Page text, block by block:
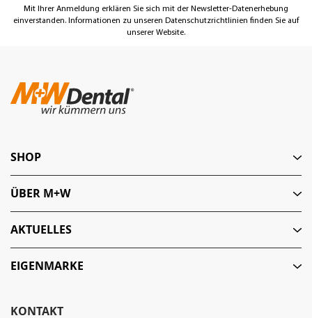
Mit Ihrer Anmeldung erklären Sie sich mit der Newsletter-Datenerhebung
einverstanden. Informationen zu unseren Datenschutzrichtlinien finden Sie auf
unserer Website.
KONTAKT
SHOP
ÜBER M+W
AKTUELLES
EIGENMARKE